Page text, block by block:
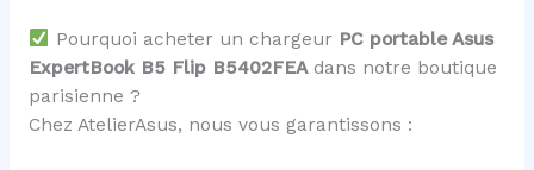
Pourquoi acheter un chargeur PC portable Asus
ExpertBook B5 Flip B5402FEAdans notre boutique
parisienne ?
Chez AtelierAsus, nous vous garantissons :